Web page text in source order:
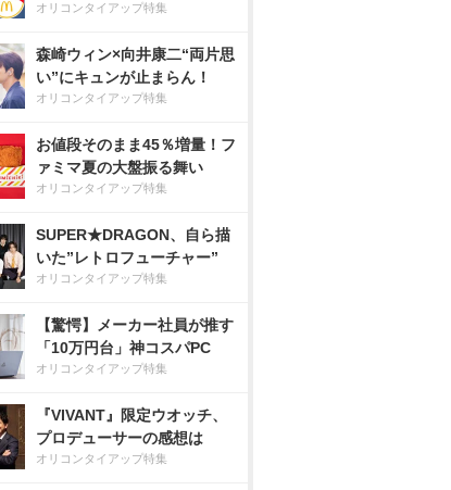
オリコンタイアップ特集
森崎ウィン×向井康二“両片思
い”にキュンが止まらん！
オリコンタイアップ特集
お値段そのまま45％増量！フ
ァミマ夏の大盤振る舞い
オリコンタイアップ特集
SUPER★DRAGON、自ら描
いた”レトロフューチャー”
オリコンタイアップ特集
【驚愕】メーカー社員が推す
「10万円台」神コスパPC
オリコンタイアップ特集
『VIVANT』限定ウオッチ、
プロデューサーの感想は
オリコンタイアップ特集